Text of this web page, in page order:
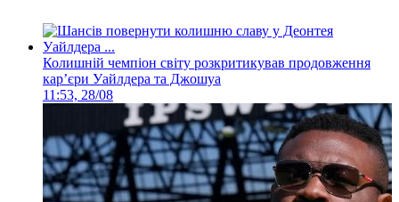
Колишній чемпіон світу розкритикував продовження
кар’єри Уайлдера та Джошуа
11:53, 28/08